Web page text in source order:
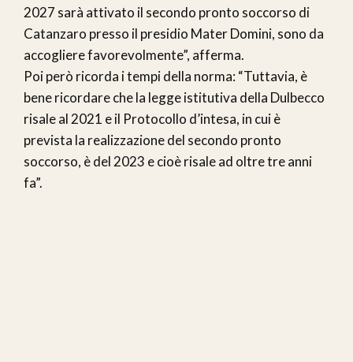
2027 sarà attivato il secondo pronto soccorso di
Catanzaro presso il presidio Mater Domini, sono da
accogliere favorevolmente”, afferma.
Poi però ricorda i tempi della norma: “Tuttavia, è
bene ricordare che la legge istitutiva della Dulbecco
risale al 2021 e il Protocollo d’intesa, in cui è
prevista la realizzazione del secondo pronto
soccorso, è del 2023 e cioè risale ad oltre tre anni
fa”.